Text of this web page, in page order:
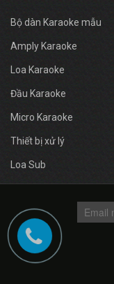
Bộ dàn Karaoke mẫu
Amply Karaoke
Loa Karaoke
Đầu Karaoke
Micro Karaoke
Thiết bị xử lý
Loa Sub